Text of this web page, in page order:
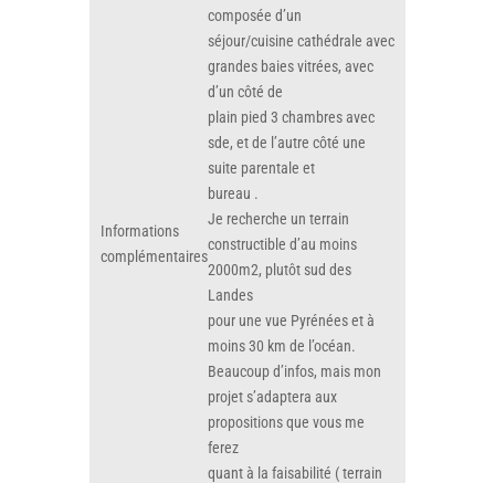
Informations
complémentaires
composée d’un
séjour/cuisine cathédrale avec
grandes baies vitrées, avec
d’un côté de
plain pied 3 chambres avec
sde, et de l’autre côté une
suite parentale et
bureau .
Je recherche un terrain
constructible d’au moins
2000m2, plutôt sud des
Landes
pour une vue Pyrénées et à
moins 30 km de l’océan.
Beaucoup d’infos, mais mon
projet s’adaptera aux
propositions que vous me
ferez
quant à la faisabilité ( terrain